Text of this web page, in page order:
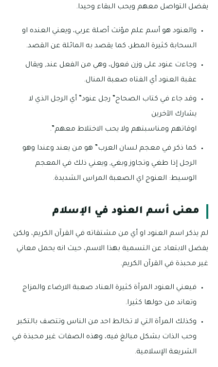
يفضل التواصل معهم ويحب البقاء وحيدا.
والعنود هو أسم علم مؤنث أصلة عربي، ويعني العنده او
السحابة كثيرة المطر، كما يقصد به المائلة عن القصد.
وجاءت عنود على وزن فعول، وهي من الفعل عند, ويقال
عقبة العنود أي الفتاه صعبة المنال.
وقد جاء في كتاب الصحاح” رجل عنود” أي الرجل الذي لا
يشارك الآخرين
اوقاتهم ومناسبتهم ولا يحب الاختلاط معهم”.
كما ذكر في معجم لسان العرب” هو من يعند وعندا وهو
الرجل إذا طغي وتجاوز وبغي, ويعني ذلك في المعجم
الوسيط: العنوج اي الصعبة المراس الشديدة.
معنى أسم العنود في الإسلام
لم يذكر اسم العنود او أي من مشتقاته في القرآن الكريم، ولكن
يفضل الابتعاد عن التسمية بهذا الاسم، حيث انه يحمل معاني
غير محبذة في القرآن الكريم.
فيعني العنود المرآة كثيرة العناد صعبة الارضاء والمزاج
وتعاند من حولها كثيرا.
وكذلك المرأة التي لا تخالط احد من الناس وتتصف بالتكبر
وحب الذات بشكل مبالغ فيه، وهذه الصفات غير محبذة في
الشريعة الإسلامية.